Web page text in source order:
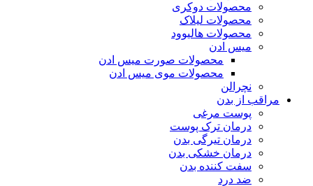
محصولات دوکری
محصولات لیلاک
محصولات هالیوود
میس ادن
محصولات صورت میس ادن
محصولات موی میس ادن
نچرالن
مراقب از بدن
پوست مرغی
درمان ترک پوست
درمان تیرگی بدن
درمان خشکی بدن
سفت کننده بدن
ضد درد